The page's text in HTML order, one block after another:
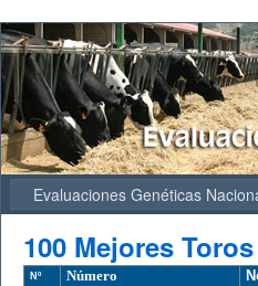
Evaluaciones Genéticas
100 Mejores
Nº Número